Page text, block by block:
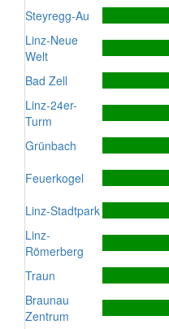
Steyregg-Au
Linz-Neue
Welt
Bad Zell
Linz-24er-
Turm
Grünbach
Feuerkogel
Linz-Stadtpark
Linz-
Römerberg
Traun
Braunau
Zentrum